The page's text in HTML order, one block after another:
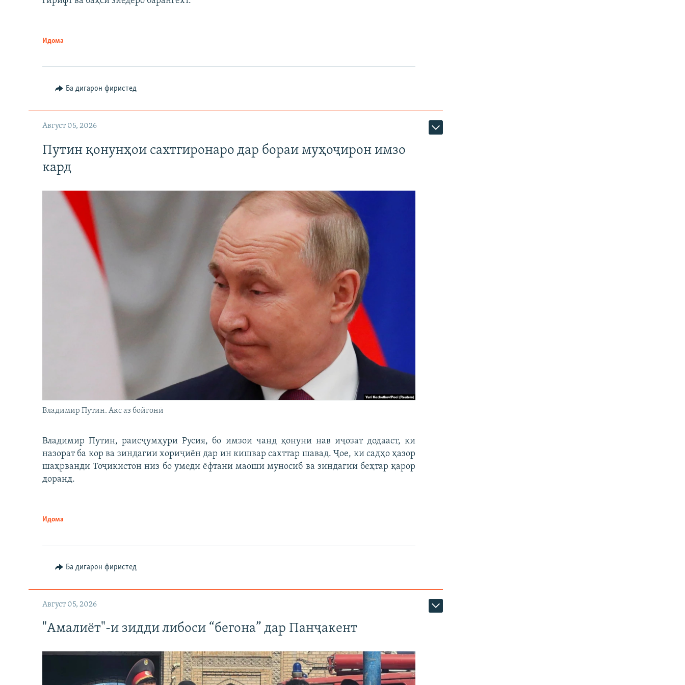
720p 1080p
Идома
Ба дигарон фиристед
Август 05, 2026
Путин қонунҳои сахтгиронаро дар бораи муҳоҷирон имзо
кард
Владимир Путин. Акс аз бойгонӣ
Владимир Путин, раисҷумҳури Русия, бо имзои чанд қонуни нав иҷозат додааст, ки
назорат ба кор ва зиндагии хориҷиён дар ин кишвар сахттар шавад. Ҷое, ки садҳо ҳазор
шаҳрванди Тоҷикистон низ бо умеди ёфтани маоши муносиб ва зиндагии беҳтар қарор
доранд.
Идома
Ба дигарон фиристед
Август 05, 2026
"Амалиёт"-и зидди либоси “бегона” дар Панҷакент